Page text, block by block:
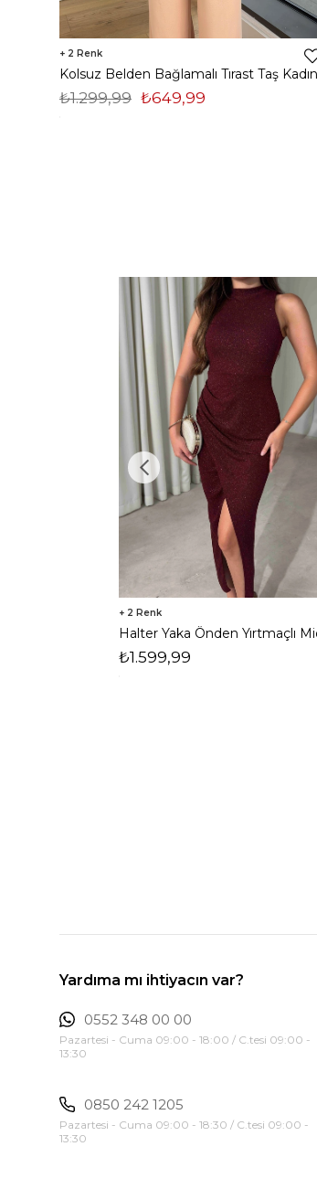
2
₺649,99
₺1.299,99
2
₺1.599,99
Yardıma mı ihtiyacın var?
0552 348 00 00
Pazartesi - Cuma 09:00 - 18:00 / C.tesi 09:00 -
13:30
0850 242 1205
Pazartesi - Cuma 09:00 - 18:30 / C.tesi 09:00 -
13:30